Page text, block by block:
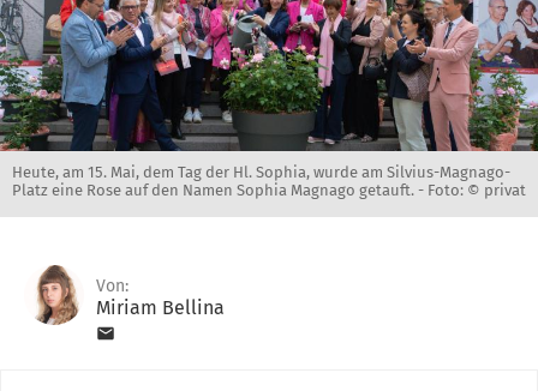
Heute, am 15. Mai, dem Tag der Hl. Sophia, wurde am Silvius-Magnago-
Platz eine Rose auf den Namen Sophia Magnago getauft. - Foto: © privat
Von:
Miriam Bellina